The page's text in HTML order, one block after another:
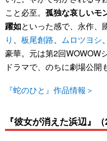
こと必至。 孤独な哀しいモ
躍如といった感で、永作、
り 、 板尾創路、 ムロツヨシ、
豪華。元は第2回WOWOW
ドラマで、のちに劇場公開
『蛇のひと』作品情報＞
『彼女が消えた浜辺』（